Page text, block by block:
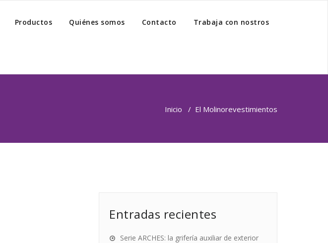
Productos Quiénes somos Contacto Trabaja con nostros
Inicio / El Molinorevestimientos
Entradas recientes
Serie ARCHES: la grifería auxiliar de exterior